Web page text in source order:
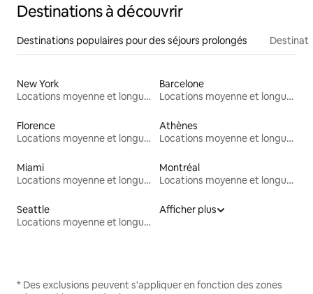
Destinations à découvrir
Destinations populaires pour des séjours prolongés
New York
Locations moyenne et longue durée
Barcelone
Locations moyenne et longue durée
Florence
Locations moyenne et longue durée
Athènes
Locations moyenne et longue durée
Miami
Locations moyenne et longue durée
Montréal
Locations moyenne et longue durée
Seattle
Locations moyenne et longue durée
Afficher plus
* Des exclusions peuvent s'appliquer en fonction des zones